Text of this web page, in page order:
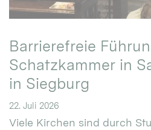
Barrierefreie
Schatzkammer in
in Siegburg
22. Juli 2026
Viele Kirchen sind durch